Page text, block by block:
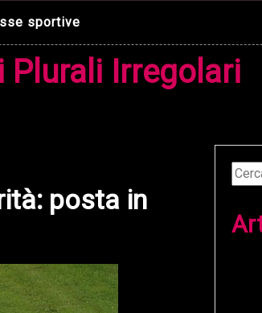
sportive
Plurali Irregolari
posta in
per: